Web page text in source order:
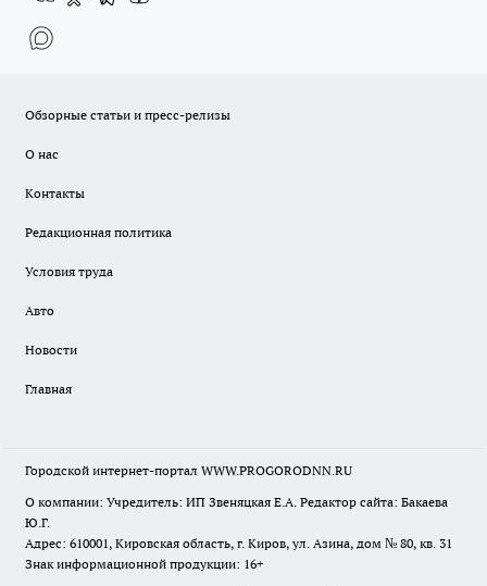
Обзорные статьи и пресс-релизы
О нас
Контакты
Редакционная политика
Условия труда
Авто
Новости
Главная
Городской интернет-портал WWW.PROGORODNN.RU
О компании: Учредитель: ИП Звеняцкая Е.А. Редактор сайта: Бакаева
Ю.Г.
Адрес: 610001, Кировская область, г. Киров, ул. Азина, дом № 80, кв. 31
Знак информационной продукции: 16+